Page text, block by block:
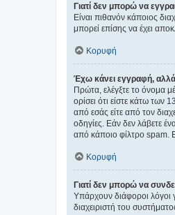
Γιατί δεν μπορώ να
Είναι πιθανόν κάποιος
μπορεί επίσης να έχει
Κορυφή
Έχω κάνει εγγραφή,
Πρώτα, ελέγξτε το όνομα
ορίσει ότι είστε κάτω των
από εσάς είτε από τον
οδηγίες. Εάν δεν λάβετε
από κάποιο φίλτρο spam.
Κορυφή
Γιατί δεν μπορώ να
Υπάρχουν διάφοροι λόγοι
διαχειριστή του